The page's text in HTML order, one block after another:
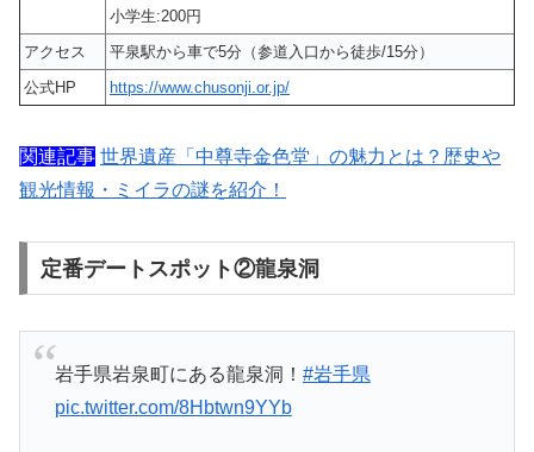
小学生:200円
アクセス
平泉駅から車で5分（参道入口から徒歩/15分）
公式HP
https://www.chusonji.or.jp/
関連記事 世界遺産「中尊寺金色堂」の魅力とは？歴史や
観光情報・ミイラの謎を紹介！
定番デートスポット②龍泉洞
岩手県岩泉町にある龍泉洞！ #岩手県
pic.twitter.com/8Hbtwn9YYb